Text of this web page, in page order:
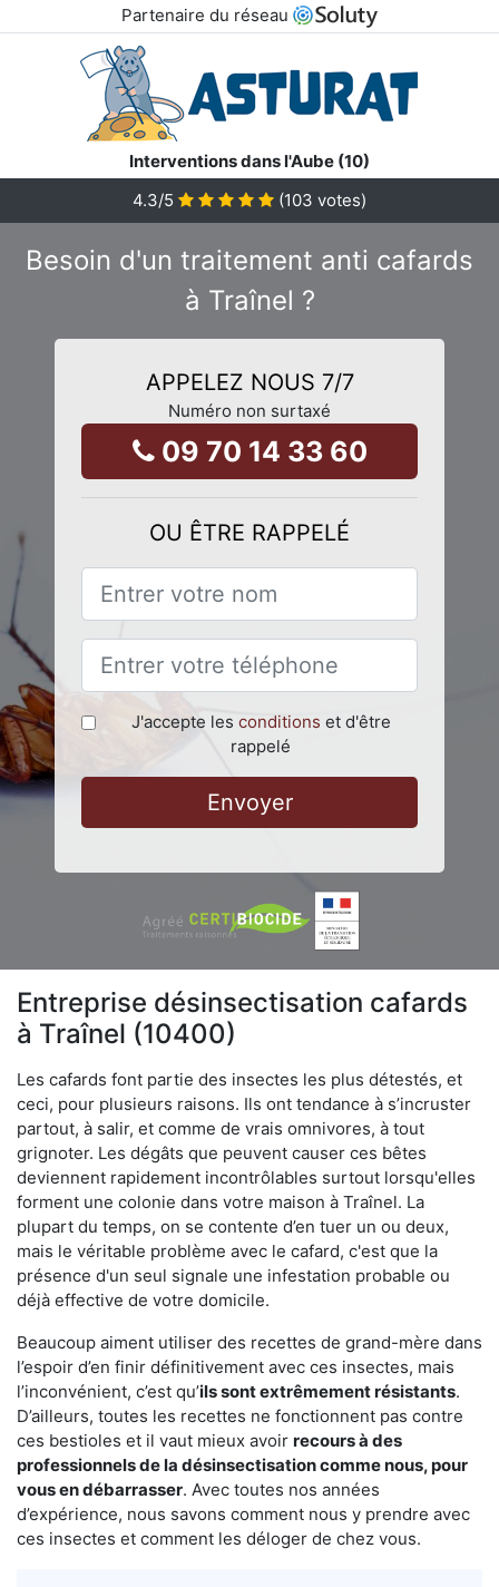
Partenaire du réseau
Interventions dans l'Aube (10)
4.3/5 (103 votes)
Besoin d'un traitement anti cafards
à Traînel ?
APPELEZ NOUS 7/7
Numéro non surtaxé
09 70 14 33 60
OU ÊTRE RAPPELÉ
J'accepte les conditions et d'être
rappelé
Envoyer
Entreprise désinsectisation cafards
à Traînel (10400)
Les cafards font partie des insectes les plus détestés, et
ceci, pour plusieurs raisons. Ils ont tendance à s’incruster
partout, à salir, et comme de vrais omnivores, à tout
grignoter. Les dégâts que peuvent causer ces bêtes
deviennent rapidement incontrôlables surtout lorsqu'elles
forment une colonie dans votre maison à Traînel. La
plupart du temps, on se contente d’en tuer un ou deux,
mais le véritable problème avec le cafard, c'est que la
présence d'un seul signale une infestation probable ou
déjà effective de votre domicile.
Beaucoup aiment utiliser des recettes de grand-mère dans
l’espoir d’en finir définitivement avec ces insectes, mais
l’inconvénient, c’est qu’ils sont extrêmement résistants.
D’ailleurs, toutes les recettes ne fonctionnent pas contre
ces bestioles et il vaut mieux avoir recours à des
professionnels de la désinsectisation comme nous, pour
vous en débarrasser. Avec toutes nos années
d’expérience, nous savons comment nous y prendre avec
ces insectes et comment les déloger de chez vous.